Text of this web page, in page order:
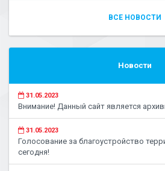
ВСЕ НОВОСТИ
Новости
31.05.2023
Внимание! Данный сайт является
31.05.2023
Голосование за благоустройство
сегодня!